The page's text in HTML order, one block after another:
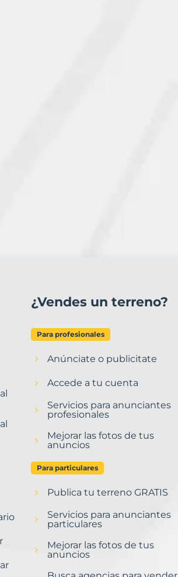
¿Vendes un terreno?
Para profesionales
Anúnciate o publicitate
Accede a tu cuenta
Servicios para anunciantes
profesionales
Mejorar las fotos de tus
anuncios
Para particulares
Publica tu terreno GRATIS
Servicios para anunciantes
particulares
Mejorar las fotos de tus
anuncios